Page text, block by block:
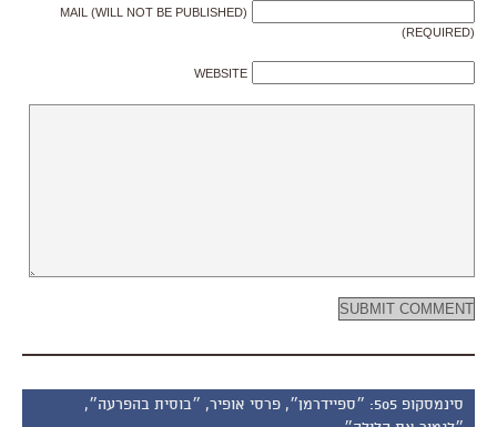
MAIL (WILL NOT BE PUBLISHED)
(REQUIRED)
WEBSITE
סינמסקופ 505: ״ספיידרמן״, פרסי אופיר, ״בוסית בהפרעה״,